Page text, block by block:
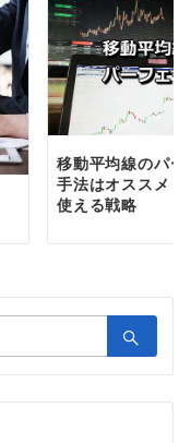
移動平均線のパ
手法はオススメ
使える戦略